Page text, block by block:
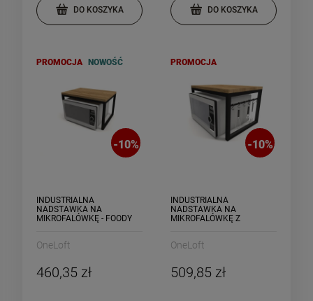
DO KOSZYKA DO KOSZYKA
-10%
INDUSTRIALNA
NADSTAWKA NA
MIKROFALÓWKĘ - FOODY
OneLoft
460,35 zł
PROMOCJA NOWOŚĆ
-10%
INDUSTRIALNA
NADSTAWKA NA
MIKROFALÓWKĘ Z
OneLoft
509,85 zł
PROMOCJA